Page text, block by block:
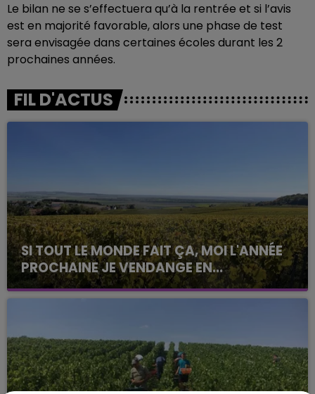
Le bilan ne se s’effectuera qu’à la rentrée et si l’avis
est en majorité favorable, alors une phase de test
sera envisagée dans certaines écoles durant les 2
prochaines années.
FIL D'ACTUS
SI TOUT LE MONDE FAIT ÇA, MOI L'ANNÉE
PROCHAINE JE VENDANGE EN...
La vendange en Champagne a débuté ce jeudi 6
août dans la commune de Montgueux (Aube). Du